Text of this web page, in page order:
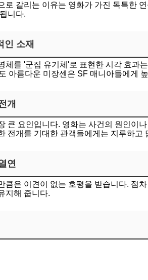
로 갈리는 이유는 영화가 가진 독특한
니다.
인 소재
체를 '군집 유기체'로 표현한 시각 효과
아름다운 미장센은 SF 매니아들에게
개
큰 요인입니다. 영화는 사건의 원인이
전개를 기대한 관객들에게는 지루하고
연
큼은 이견이 없는 호평을 받습니다. 점
지해 줍니다.